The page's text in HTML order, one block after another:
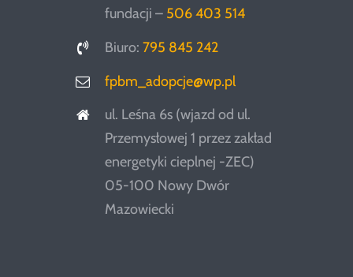
fundacji – 506 403 514
Biuro:795 845 242
fpbm_adopcje@wp.pl
ul. Leśna 6s (wjazd od ul.
Przemysłowej 1 przez zakład
energetyki cieplnej -ZEC)
05-100 Nowy Dwór
Mazowiecki